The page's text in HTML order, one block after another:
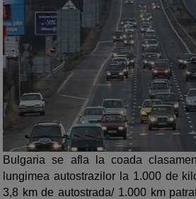
Bulgaria se afla la coada
lungimea autostrazilor la 1.000 de
3,8 km de autostrada/ 1.000 km